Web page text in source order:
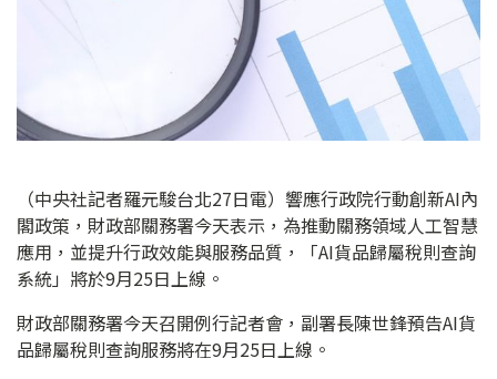
（中央社記者羅元駿台北27日電）響應行政院行動創新AI內
閣政策，財政部關務署今天表示，為推動關務領域人工智慧
應用，並提升行政效能與服務品質，「AI貨品歸屬稅則查詢
系統」將於9月25日上線。
財政部關務署今天召開例行記者會，副署長陳世鋒預告AI貨
品歸屬稅則查詢服務將在9月25日上線。